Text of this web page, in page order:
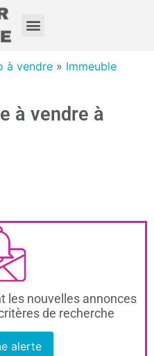
à vendre » Immeuble
à vendre à
les nouvelles annonces
de recherche
alerte